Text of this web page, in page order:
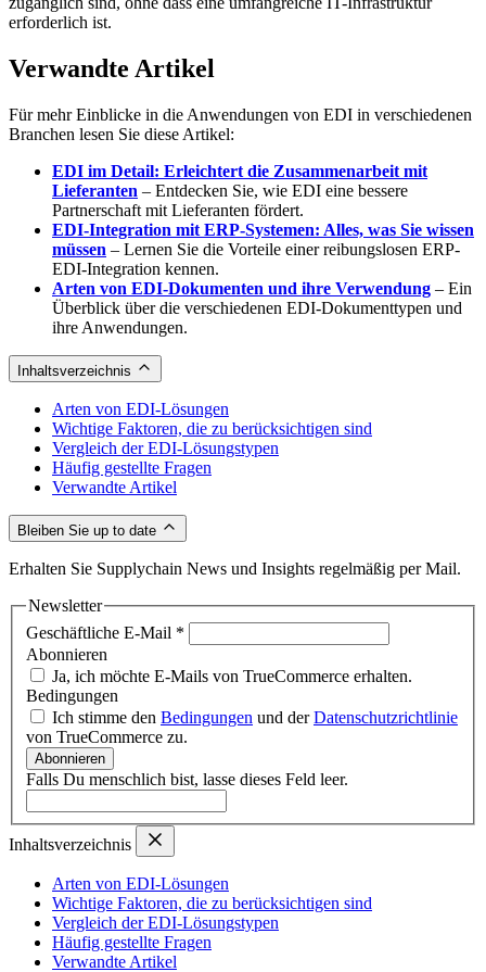
erforderlich ist.
Verwandte Artikel
Für mehr Einblicke in die Anwendungen von EDI in verschiedenen
Branchen lesen Sie diese Artikel:
EDI im Detail: Erleichtert die Zusammenarbeit mit
Lieferanten – Entdecken Sie, wie EDI eine bessere
Partnerschaft mit Lieferanten fördert.
EDI-Integration mit ERP-Systemen: Alles, was Sie wissen
müssen – Lernen Sie die Vorteile einer reibungslosen ERP-
EDI-Integration kennen.
Arten von EDI-Dokumenten und ihre Verwendung – Ein
Überblick über die verschiedenen EDI-Dokumenttypen und
ihre Anwendungen.
Inhaltsverzeichnis
Arten von EDI-Lösungen
Wichtige Faktoren, die zu berücksichtigen sind
Vergleich der EDI-Lösungstypen
Häufig gestellte Fragen
Verwandte Artikel
Bleiben Sie up to date
Erhalten Sie Supplychain News und Insights regelmäßig per Mail.
Newsletter
Geschäftliche E-Mail *
Abonnieren
Ja, ich möchte E-Mails von TrueCommerce erhalten.
Bedingungen
Ich stimme den Bedingungen und derDatenschutzrichtlinie
von TrueCommerce zu.
Abonnieren
Falls Du menschlich bist, lasse dieses Feld leer.
Inhaltsverzeichnis
Arten von EDI-Lösungen
Wichtige Faktoren, die zu berücksichtigen sind
Vergleich der EDI-Lösungstypen
Häufig gestellte Fragen
Verwandte Artikel